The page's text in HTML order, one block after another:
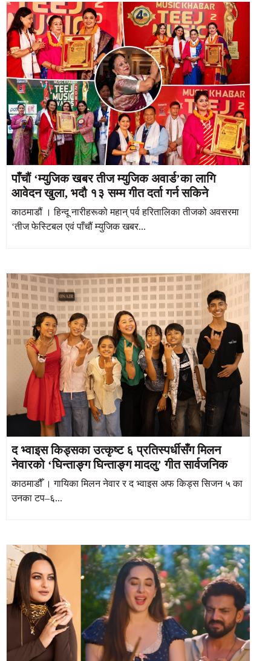
पाँचौं ‘म्युजिक खबर तीज म्युजिक अवार्ड’का लागि
आवेदन खुला, भदौ १३ सम्म गीत दर्ता गर्न सकिने
काठमाडौं । हिन्दू नारीहरूको महान् पर्व हरितालिका तीजको अवसरमा
‘तीज फेस्टिबल एवं पाँचौं म्युजिक खबर...
द भ्वाइस किड्सका उत्कृष्ट ६ प्रतिस्पर्धीसँग मिलन
नेवारको ‘घिन्ताङ्ग घिन्ताङ्ग मादलु’ गीत सार्वजनिक
काठमाडौँ । गायिका मिलन नेवार र द भ्वाइस अफ किड्स सिजन ५ का
उनका टप–६...